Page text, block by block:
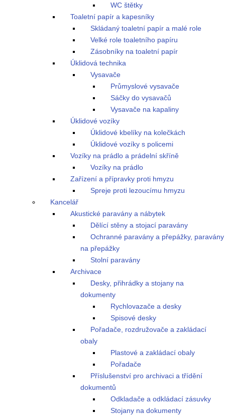
WC štětky
Toaletní papír a kapesníky
Skládaný toaletní papír a malé role
Velké role toaletního papíru
Zásobníky na toaletní papír
Úklidová technika
Vysavače
Průmyslové vysavače
Sáčky do vysavačů
Vysavače na kapaliny
Úklidové vozíky
Úklidové kbelíky na kolečkách
Úklidové vozíky s policemi
Vozíky na prádlo a prádelní skříně
Vozíky na prádlo
Zařízení a přípravky proti hmyzu
Spreje proti lezoucímu hmyzu
Kancelář
Akustické paravány a nábytek
Dělící stěny a stojací paravány
Ochranné paravány a přepážky, paravány
na přepážky
Stolní paravány
Archivace
Desky, přihrádky a stojany na
dokumenty
Rychlovazače a desky
Spisové desky
Pořadače, rozdružovače a zakládací
obaly
Plastové a zakládací obaly
Pořadače
Příslušenství pro archivaci a třídění
dokumentů
Odkladače a odkládací zásuvky
Stojany na dokumenty